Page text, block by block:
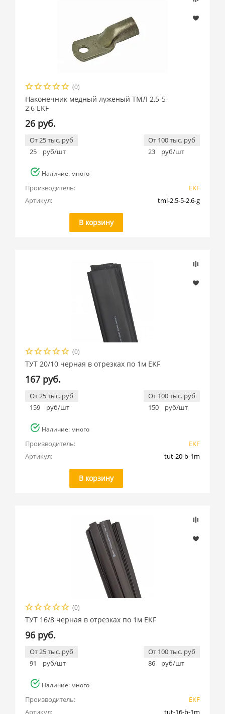
(0)
Наконечник медный луженый ТМЛ 2,5-5-
2,6 EKF
26 руб.
От 25 тыс. руб
25
руб/шт
От 100 тыс. руб
23
руб/шт
Наличие: много
Производитель:
EKF
Артикул:
tml-2.5-5-2.6-g
В корзину
(0)
ТУТ 20/10 черная в отрезках по 1м EKF
167 руб.
От 25 тыс. руб
159
руб/шт
От 100 тыс. руб
150
руб/шт
Наличие: много
Производитель:
EKF
Артикул:
tut-20-b-1m
В корзину
(0)
ТУТ 16/8 черная в отрезках по 1м EKF
96 руб.
От 25 тыс. руб
91
руб/шт
От 100 тыс. руб
86
руб/шт
Наличие: много
Производитель:
EKF
Артикул:
tut-16-b-1m